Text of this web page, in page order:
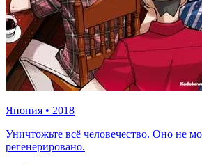
Япония • 2018
Уничтожьте всё человечество. Оно не
регенерировано.